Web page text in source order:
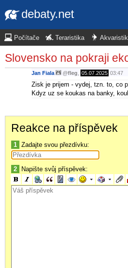
debaty.net
Počítače Teraristika
Slovensko na pokraji
Jan Fiala @fleg 05.07.2025 03:47
Zisk je prijem - vydej, tzn. to, co
Kdyz uz se koukas na banky,
Reakce na příspěvek
1 Zadajte svou přezdívku:
2 Napište svůj příspěvek: